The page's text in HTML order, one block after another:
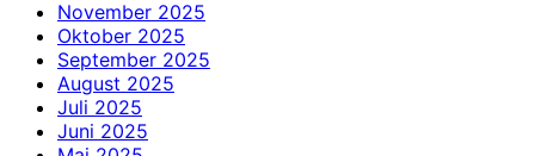
November 2025
Oktober 2025
September 2025
August 2025
Juli 2025
Juni 2025